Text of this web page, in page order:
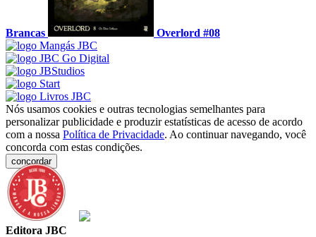
Brancas Overlord #08
Nós usamos cookies e outras tecnologias semelhantes para
personalizar publicidade e produzir estatísticas de acesso de acordo
com a nossa Política de Privacidade. Ao continuar navegando, você
concorda com estas condições.
concordar
Editora JBC